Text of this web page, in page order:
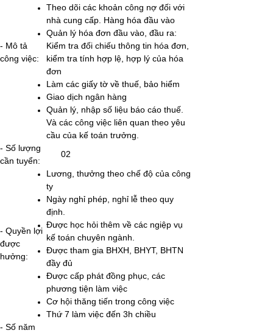
- Mô tả
công việc:
Theo dõi các khoản công nợ đối với
nhà cung cấp. Hàng hóa đầu vào
Quản lý hóa đơn đầu vào, đầu ra:
Kiểm tra đối chiếu thông tin hóa đơn,
kiểm tra tính hợp lệ, hợp lý của hóa
đơn
Làm các giấy tờ về thuế, bảo hiểm
Giao dịch ngân hàng
Quản lý, nhập số liệu báo cáo thuế.
Và các công việc liên quan theo yêu
cầu của kế toán trưởng.
- Số lượng
cần tuyển:
02
- Quyền lợi
được
hưởng:
Lương, thưởng theo chế độ của công
ty
Ngày nghỉ phép, nghỉ lễ theo quy
định.
Được học hỏi thêm về các ngiệp vụ
kế toán chuyên ngành.
Được tham gia BHXH, BHYT, BHTN
đầy đủ
Được cấp phát đồng phục, các
phương tiện làm việc
Cơ hội thăng tiến trong công việc
Thứ 7 làm việc đến 3h chiều
- Số năm